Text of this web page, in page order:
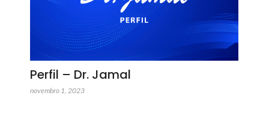
Perfil – Dr. Jamal
novembro 1, 2023